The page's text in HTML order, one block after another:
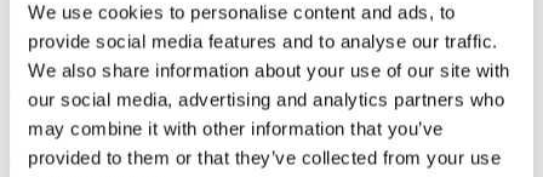
We use cookies to personalise content and ads, to
provide social media features and to analyse our traffic.
We also share information about your use of our site with
our social media, advertising and analytics partners who
may combine it with other information that you’ve
provided to them or that they’ve collected from your use
Rassegna Stampa
Unindustria: avvio con il segno meno per il turismo a Roma
TTGITALIA
Registratori di cassa e fatture elettroniche: rinviati i decreti
TTGITALIA